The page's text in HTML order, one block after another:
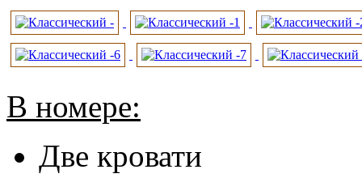
В номере:
Две кровати